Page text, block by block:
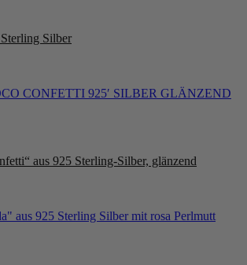
Silber
aus 925 Sterling-Silber, glänzend